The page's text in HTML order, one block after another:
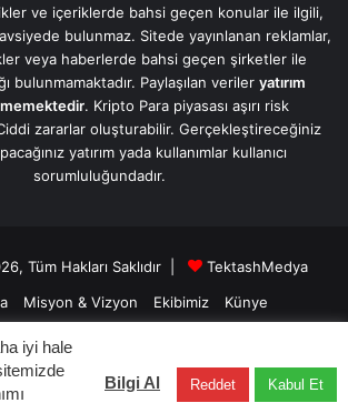
ve içeriklerde bahsi geçen konular ile ilgili,
bulunmaz. Sitede yayınlanan reklamlar,
veya haberlerde bahsi geçen şirketler ile
bulunmamaktadır. Paylaşılan veriler yatırım
. Kripto Para piyasası aşırı risk
Ciddi zararlar oluşturabilir. Gerçekleştireceğiniz
yatırım yada kullanımlar kullanıcı
sorumluluğundadır.
Tüm Hakları Saklıdır |
TektashMedya
Misyon & Vizyon Ekibimiz
Künye
Gizlilik Sözleşmesi
LinkedInYouTubeInstagramTelegram
iyi hale
Bilgi Al Reddet Kabul Et